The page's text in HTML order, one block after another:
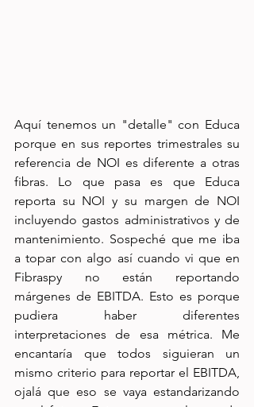
Aquí tenemos un "detalle" con Educa
porque en sus reportes trimestrales su
referencia de NOI es diferente a otras
fibras. Lo que pasa es que Educa
reporta su NOI y su margen de NOI
incluyendo gastos administrativos y de
mantenimiento. Sospeché que me iba
a topar con algo así cuando vi que en
Fibraspy no están reportando
márgenes de EBITDA. Esto es porque
pudiera haber diferentes
interpretaciones de esa métrica. Me
encantaría que todos siguieran un
mismo criterio para reportar el EBITDA,
ojalá que eso se vaya estandarizando